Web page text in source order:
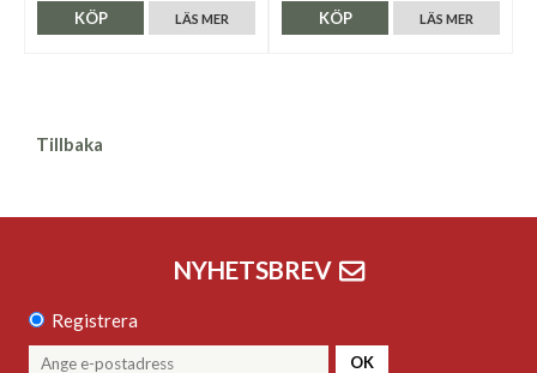
LÄS MER
KÖP LÄS MER
KÖP
Tillbaka
NYHETSBREV
Registrera
OK